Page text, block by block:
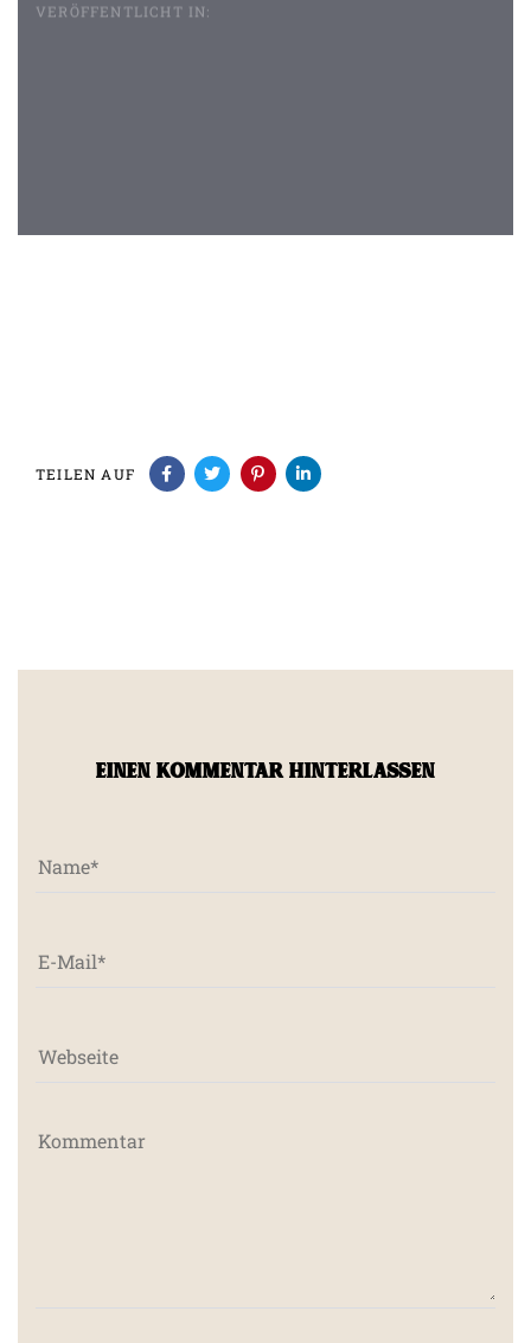
VERÖFFENTLICHT IN:
TEILEN AUF
EINEN KOMMENTAR HINTERLASSEN